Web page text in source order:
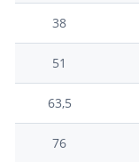
38
51
63,5
76